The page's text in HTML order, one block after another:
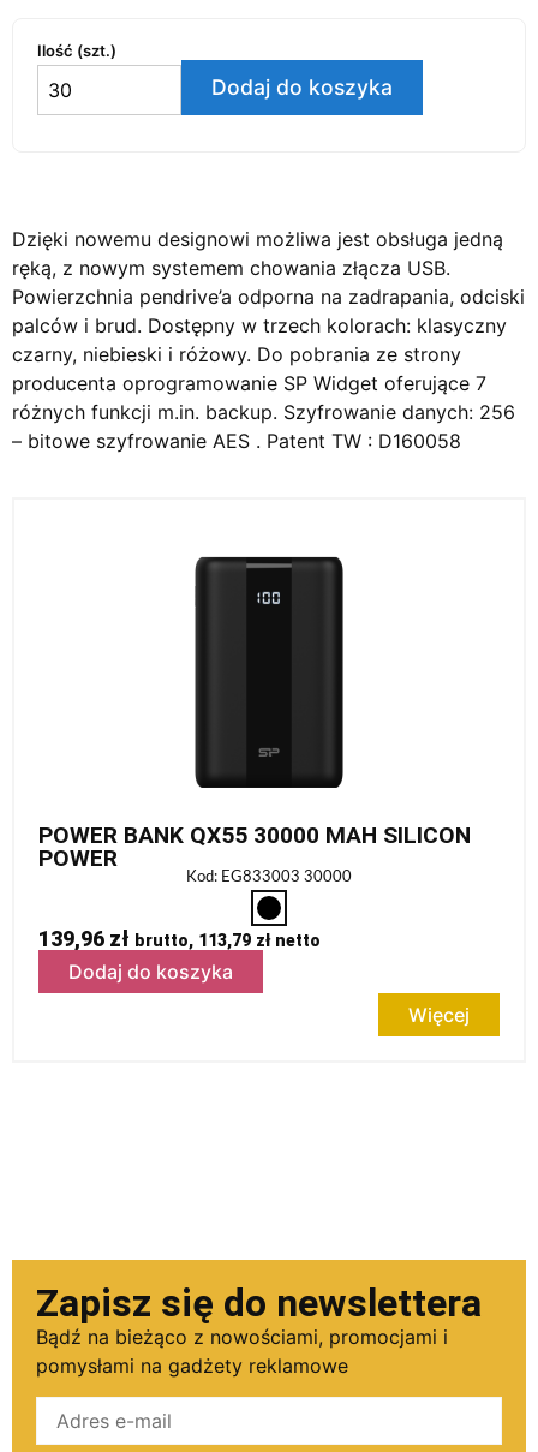
Ilość (szt.)
Dodaj do koszyka
Dzięki nowemu designowi możliwa jest obsługa jedną
ręką, z nowym systemem chowania złącza USB.
Powierzchnia pendrive’a odporna na zadrapania, odciski
palców i brud. Dostępny w trzech kolorach: klasyczny
czarny, niebieski i różowy. Do pobrania ze strony
producenta oprogramowanie SP Widget oferujące 7
różnych funkcji m.in. backup. Szyfrowanie danych: 256
– bitowe szyfrowanie AES . Patent TW : D160058
POWER BANK QX55 30000 MAH SILICON
POWER
Kod: EG833003 30000
139,96 zł brutto, 113,79 złnetto
Dodaj do koszyka
Więcej
Zapisz się do newslettera
Bądź na bieżąco z nowościami, promocjami i
pomysłami na gadżety reklamowe